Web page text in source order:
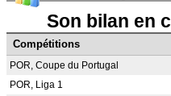
Son bilan en
Compétitions
POR, Coupe du Portugal
POR, Liga 1